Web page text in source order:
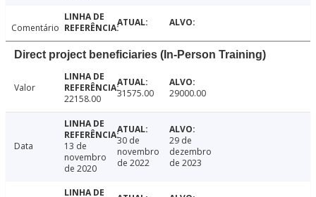
Comentário
Direct project beneficiaries (In-Person Training)
Valor
22158.00
31575.00 29000.00
Data
13 de
novembro
de 2020
30 de
novembro
de 2022
29 de
dezembro
de 2023